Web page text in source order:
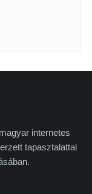
internetes
tapasztalattal